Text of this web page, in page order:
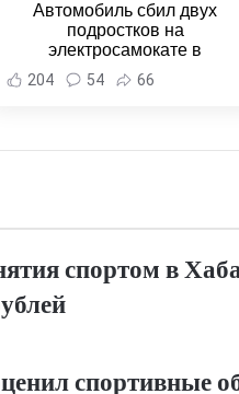
Автомобиль сбил двух
подростков на
электросамокате в
Комсомольске-на-Амуре -
Новости Хабаровска и
204 54 66
спортом в
спортивные